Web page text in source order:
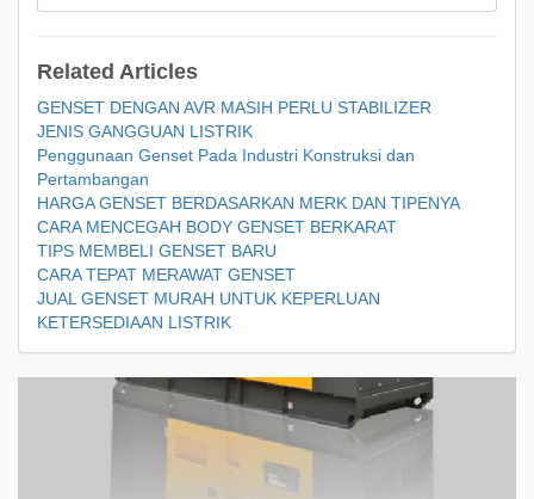
Related Articles
GENSET DENGAN AVR MASIH PERLU STABILIZER
JENIS GANGGUAN LISTRIK
Penggunaan Genset Pada Industri Konstruksi dan
Pertambangan
HARGA GENSET BERDASARKAN MERK DAN TIPENYA
CARA MENCEGAH BODY GENSET BERKARAT
TIPS MEMBELI GENSET BARU
CARA TEPAT MERAWAT GENSET
JUAL GENSET MURAH UNTUK KEPERLUAN
KETERSEDIAAN LISTRIK